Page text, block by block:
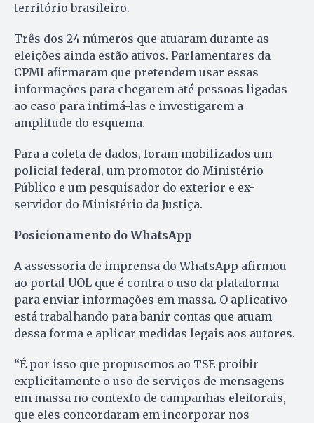
território brasileiro.
Três dos 24 números que atuaram durante as
eleições ainda estão ativos. Parlamentares da
CPMI afirmaram que pretendem usar essas
informações para chegarem até pessoas ligadas
ao caso para intimá-las e investigarem a
amplitude do esquema.
Para a coleta de dados, foram mobilizados um
policial federal, um promotor do Ministério
Público e um pesquisador do exterior e ex-
servidor do Ministério da Justiça.
Posicionamento do WhatsApp
A assessoria de imprensa do WhatsApp afirmou
ao portal UOL que é contra o uso da plataforma
para enviar informações em massa. O aplicativo
está trabalhando para banir contas que atuam
dessa forma e aplicar medidas legais aos autores.
“É por isso que propusemos ao TSE proibir
explicitamente o uso de serviços de mensagens
em massa no contexto de campanhas eleitorais,
que eles concordaram em incorporar nos